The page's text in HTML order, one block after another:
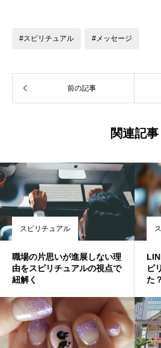
#スピリチュアル #メッセージ
前の記事
関連記事
スピリチュアル
職場の片思いが進展しない理
由をスピリチュアルの視点で
紐解く
ピ
た